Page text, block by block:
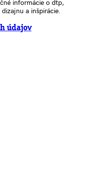
informácie o dtp,
a inšpirácie.
údajov